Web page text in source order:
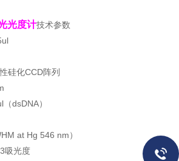
光度计技术参数
硅化CCD阵列
dsDNA）
at Hg 546 nm）
吸光度